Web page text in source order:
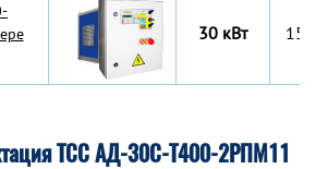
30 кВт
ТСС АД-30С-Т400-2РПМ11